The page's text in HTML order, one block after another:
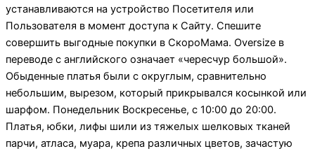
устанавливаются на устройство Посетителя или
Пользователя в момент доступа к Сайту. Спешите
совершить выгодные покупки в СкороМама. Oversize в
переводе с английского означает «чересчур большой».
Обыденные платья были с округлым, сравнительно
небольшим, вырезом, который прикрывался косынкой или
шарфом. Понедельник Воскресенье, с 10:00 до 20:00.
Платья, юбки, лифы шили из тяжелых шелковых тканей
парчи, атласа, муара, крепа различных цветов, зачастую